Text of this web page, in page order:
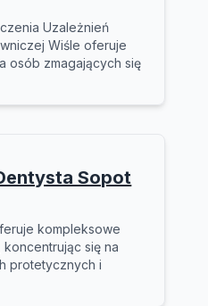
Uzależnień
Wiśle oferuje
osób zmagających się
Sopot
kompleksowe
koncentrując się na
protetycznych i